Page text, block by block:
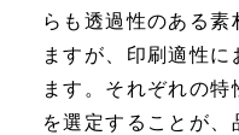
らも透過性のある素
ますが、印刷適性に
ます。それぞれの
を選定することが、